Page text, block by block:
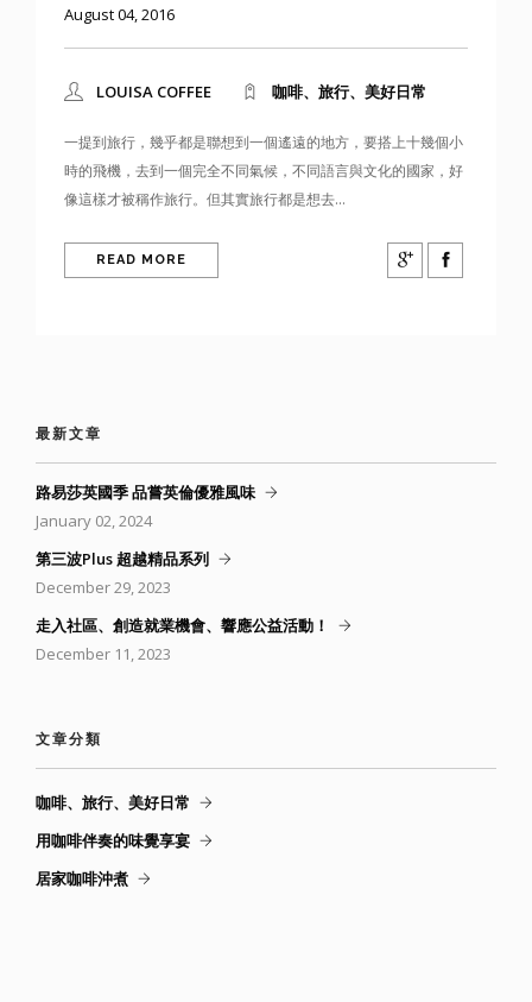
August 04, 2016
LOUISA COFFEE 咖啡、旅行、美好日常
一提到旅行，幾乎都是聯想到一個遙遠的地方，要搭上十幾個小
時的飛機，去到一個完全不同氣候，不同語言與文化的國家，好
像這樣才被稱作旅行。但其實旅行都是想去...
READ MORE
最新文章
路易莎英國季 品嘗英倫優雅風味
January 02, 2024
第三波Plus 超越精品系列
December 29, 2023
走入社區、創造就業機會、響應公益活動！
December 11, 2023
文章分類
咖啡、旅行、美好日常
用咖啡伴奏的味覺享宴
居家咖啡沖煮